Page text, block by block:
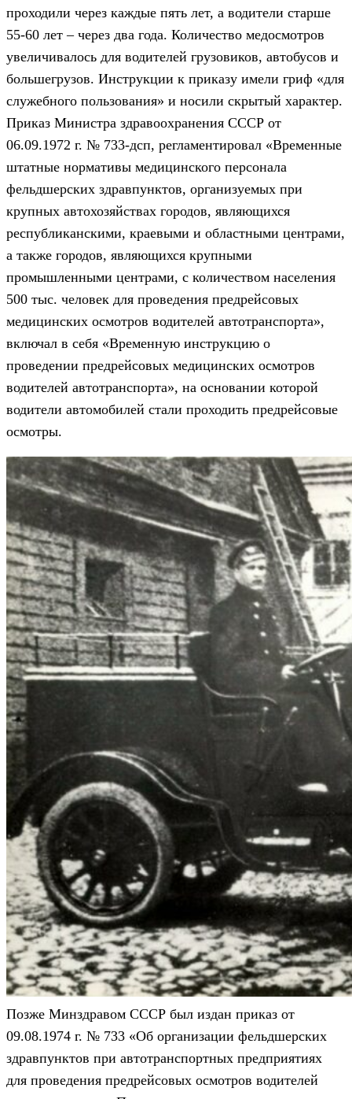
проходили через каждые пять лет, а водители старше
55-60 лет – через два года. Количество медосмотров
увеличивалось для водителей грузовиков, автобусов и
большегрузов. Инструкции к приказу имели гриф «для
служебного пользования» и носили скрытый характер.
Приказ Министра здравоохранения СССР от
06.09.1972 г. № 733-дсп, регламентировал «Временные
штатные нормативы медицинского персонала
фельдшерских здравпунктов, организуемых при
крупных автохозяйствах городов, являющихся
республиканскими, краевыми и областными центрами,
а также городов, являющихся крупными
промышленными центрами, с количеством населения
500 тыс. человек для проведения предрейсовых
медицинских осмотров водителей автотранспорта»,
включал в себя «Временную инструкцию о
проведении предрейсовых медицинских осмотров
водителей автотранспорта», на основании которой
водители автомобилей стали проходить предрейсовые
осмотры.
Позже Минздравом СССР был издан приказ от
09.08.1974 г. № 733 «Об организации фельдшерских
здравпунктов при автотранспортных предприятиях
для проведения предрейсовых осмотров водителей